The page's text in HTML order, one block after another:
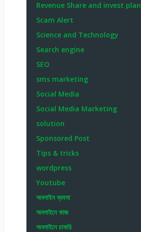
Revenue Share and invest plan
Scam Alert
Science and Technology
Search engine
SEO
sms marketing
Social Media
Social Media Marketing
solution
Sponsored Post
Tips & tricks
wordpress
Youtube
অনলাইন ব্যবসা
অনলাইনে কাজ
অনলাইনে চাকরি